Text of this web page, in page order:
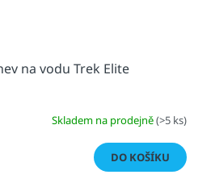
na vodu Trek Elite
Skladem na prodejně(>5 ks)
DO KOŠÍKU